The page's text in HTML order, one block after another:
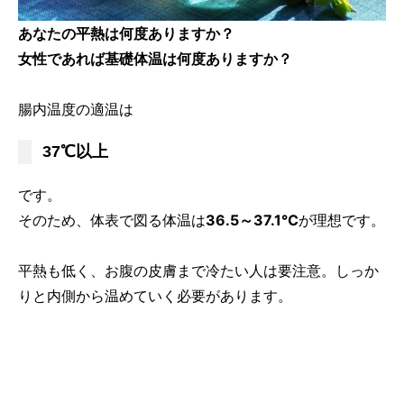
あなたの平熱は何度ありますか？
女性であれば基礎体温は何度ありますか？
腸内温度の適温は
37℃以上
です。
そのため、体表で図る体温は36.5～37.1℃が理想です。
平熱も低く、お腹の皮膚まで冷たい人は要注意。しっか
りと内側から温めていく必要があります。